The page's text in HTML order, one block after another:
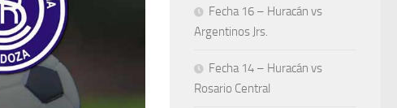
Fecha 16 – Huracán vs
Argentinos Jrs.
Fecha 14 – Huracán vs
Rosario Central